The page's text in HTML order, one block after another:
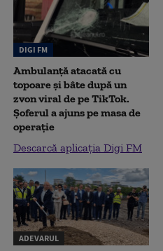
DIGI FM
Ambulanță atacată cu
topoare și bâte după un
zvon viral de pe TikTok.
Șoferul a ajuns pe masa de
operație
Descarcă aplicația Digi FM
ADEVARUL